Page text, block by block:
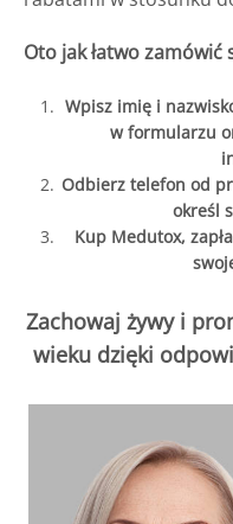
Oto jak łatwo
Wpisz imię i
w formularzu
Odbierz telefon od
określ
Kup Medutox,
Zachowaj żywy i
wieku dzięki